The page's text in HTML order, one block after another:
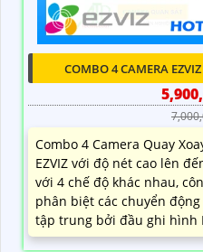
COMBO 4 CAMERA
Combo 4 Camera Quay
EZVIZ với độ nét cao lên
với 4 chế độ khác nhau,
phân biệt các chuyển
tập trung bởi đầu ghi hình